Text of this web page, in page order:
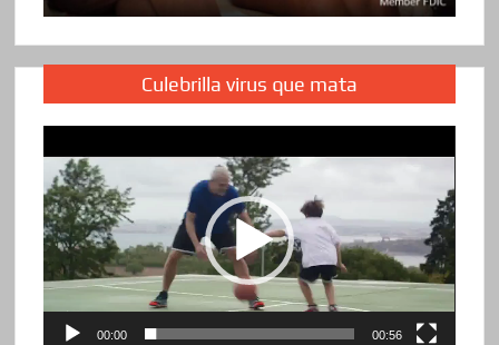
Culebrilla virus que mata
de
vídeo
00:00 00:56